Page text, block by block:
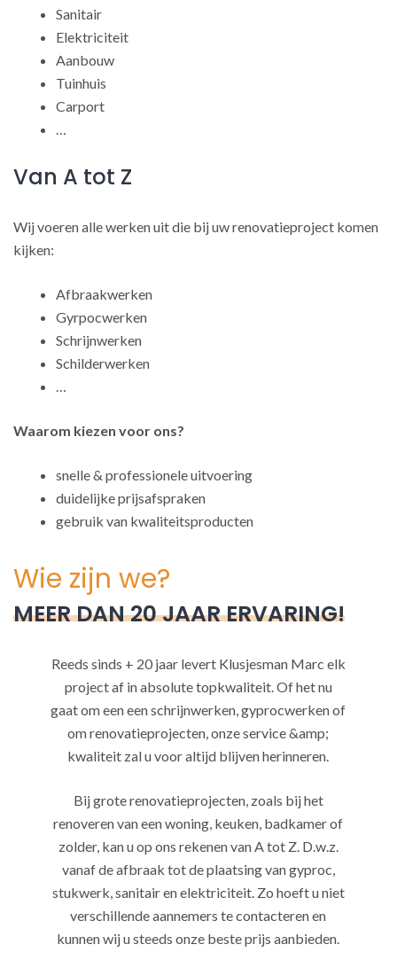
Sanitair
Elektriciteit
Aanbouw
Tuinhuis
Carport
…
Van A tot Z
Wij voeren alle werken uit die bij uw renovatieproject komen
kijken:
Afbraakwerken
Gyrpocwerken
Schrijnwerken
Schilderwerken
…
Waarom kiezen voor ons?
snelle & professionele uitvoering
duidelijke prijsafspraken
gebruik van kwaliteitsproducten
Wie zijn we?
MEER DAN 20 JAAR ERVARING!
Reeds sinds + 20 jaar levert Klusjesman Marc elk
project af in absolute topkwaliteit. Of het nu
gaat om een een schrijnwerken, gyprocwerken of
om renovatieprojecten, onze service &amp;
kwaliteit zal u voor altijd blijven herinneren.
Bij grote renovatieprojecten, zoals bij het
renoveren van een woning, keuken, badkamer of
zolder, kan u op ons rekenen van A tot Z. D.w.z.
vanaf de afbraak tot de plaatsing van gyproc,
stukwerk, sanitair en elektriciteit. Zo hoeft u niet
verschillende aannemers te contacteren en
kunnen wij u steeds onze beste prijs aanbieden.